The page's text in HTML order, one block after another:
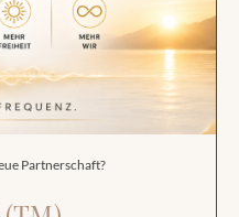
Partnerschaft?